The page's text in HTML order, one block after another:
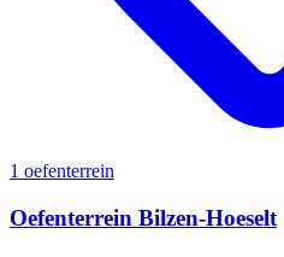
1 oefenterrein
Oefenterrein Bilzen-Hoeselt